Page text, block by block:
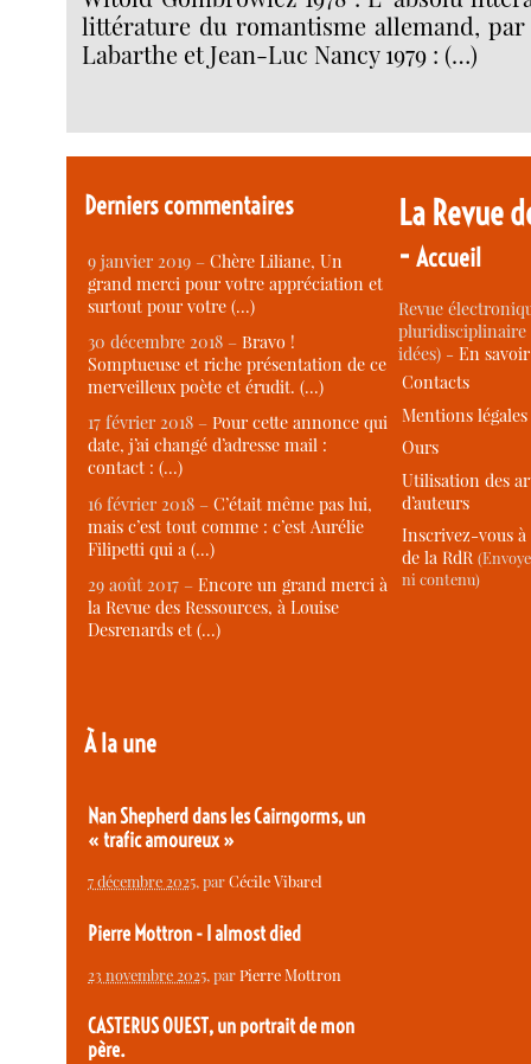
littérature du romantisme allemand,
Labarthe et Jean-Luc Nancy 1979 : (…)
Derniers commentaires
9 janvier 2019 –Chère Liliane, Un
grand merci pour votre appréciation et
surtout pour votre (…)
30 décembre 2018 –Bravo !
Somptueuse et riche présentation de ce
merveilleux poète et érudit. (…)
17 février 2018 –Pour cette annonce qui
date, j’ai changé d’adresse mail :
contact : (…)
16 février 2018 –C’était même pas lui,
mais c’est tout comme : c’est Aurélie
Filipetti qui a (…)
29 août 2017 –Encore un grand merci à
la Revue des Ressources, à Louise
Desrenards et (…)
À la une
Nan Shepherd dans les Cairngorms, un
« trafic amoureux »
7 décembre 2025, parCécile Vibarel
Pierre Mottron - I almost died
23 novembre 2025, parPierre Mottron
CASTERUS OUEST, un portrait de mon
père.
La Revue
-Accueil
Revue
idées) -En
Contacts
Mentions légales
Ours
Utilisation des
d’auteurs
Inscrivez-vous
de la RdR
ni contenu)